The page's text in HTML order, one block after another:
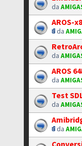
da
AROS-
da
da
AROS
da
Test
da
da